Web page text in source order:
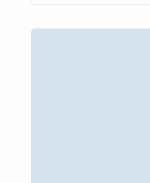
contratempos e